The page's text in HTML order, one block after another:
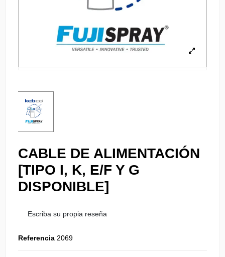
CABLE DE ALIMENTACIÓN
[TIPO I, K, E/F Y G
DISPONIBLE]
Escriba su propia reseña
Referencia 2069